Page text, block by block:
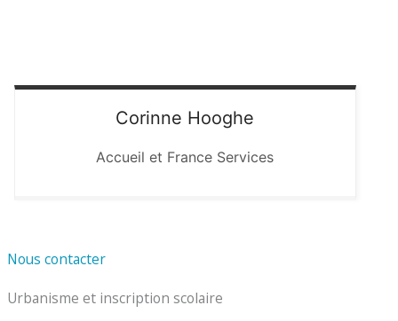
Corinne Hooghe
Accueil et France Services
Nous contacter
Urbanisme et inscription scolaire